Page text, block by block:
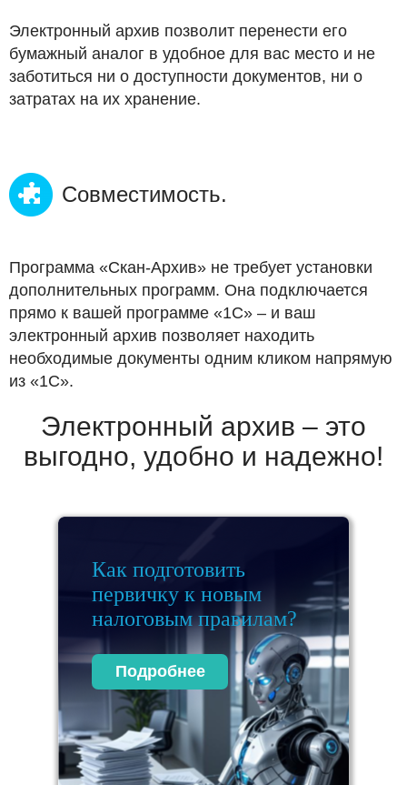
Электронный архив позволит перенести его
бумажный аналог в удобное для вас место и не
заботиться ни о доступности документов, ни о
затратах на их хранение.
Совместимость.
Программа «Скан-Архив» не требует установки
дополнительных программ. Она подключается
прямо к вашей программе «1С» – и ваш
электронный архив позволяет находить
необходимые документы одним кликом напрямую
из «1С».
Электронный архив ­– это
выгодно, удобно и надежно!
Как подготовить
первичку к новым
налоговым правилам?
Подробнее